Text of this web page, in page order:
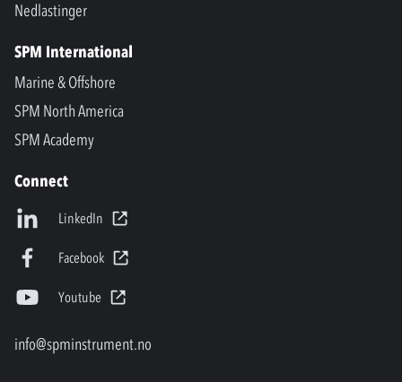
Nedlastinger
SPM International
Marine & Offshore
SPM North America
SPM Academy
Connect
LinkedIn
Facebook
Youtube
info@spminstrument.no